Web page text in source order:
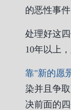
的恶性事件
处理好这
10年以上
靠"新的愿
染并且争
决前面的